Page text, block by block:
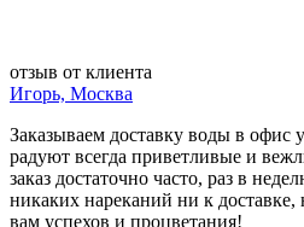
отзыв от клиента
Игорь, Москва
Заказываем доставку воды в офис
радуют всегда приветливые и
заказ достаточно часто, раз в
никаких нареканий ни к
вам успехов и процветания!